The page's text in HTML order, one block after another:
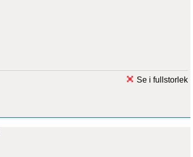
Se i fullstorlek